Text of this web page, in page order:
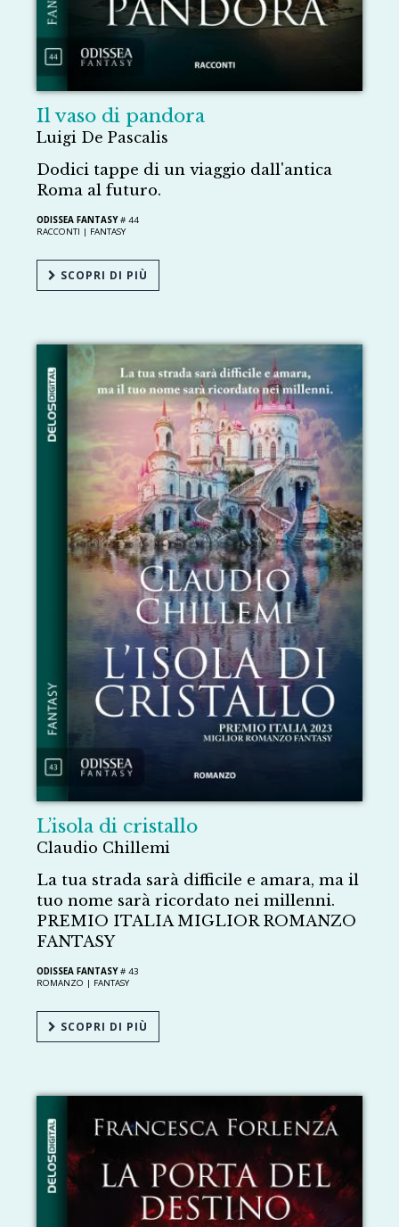
Il vaso di pandora
Luigi De Pascalis
Dodici tappe di un viaggio dall'antica
Roma al futuro.
ODISSEA FANTASY# 44
RACCONTI | FANTASY
SCOPRI DI PIÙ
L’isola di cristallo
Claudio Chillemi
La tua strada sarà difficile e amara, ma il
tuo nome sarà ricordato nei millenni.
PREMIO ITALIA MIGLIOR ROMANZO
FANTASY
ODISSEA FANTASY# 43
ROMANZO | FANTASY
SCOPRI DI PIÙ